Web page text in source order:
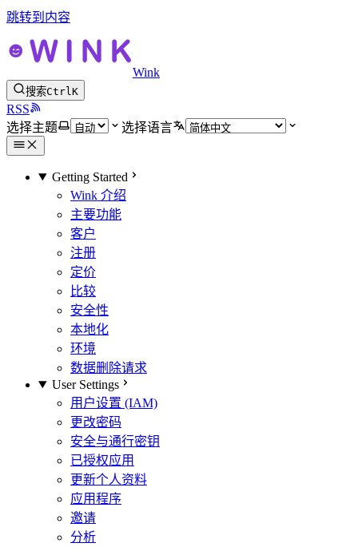
跳转到内容
Wink
搜索CtrlK
RSS
选择主题
选择语言
Getting Started
Wink 介绍
主要功能
客户
注册
定价
比较
安全性
本地化
环境
数据删除请求
User Settings
用户设置 (IAM)
更改密码
安全与通行密钥
已授权应用
更新个人资料
应用程序
邀请
分析